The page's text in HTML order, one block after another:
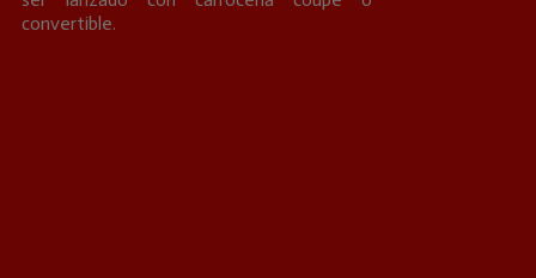
convertible.